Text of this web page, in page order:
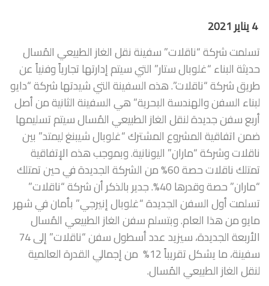
4 يناير 2021
تسلمت شركة “ناقلات” سفينة نقل الغاز الطبيعي المُسال
حديثة البناء “غلوبال ستار” التي سيتم إدارتها تجارياً وفنياً عن
طريق شركة “ناقلات”. هذه السفينة التي شيدتها شركة “دايو
لبناء السفن والهندسة البحرية” هي السفينة الثانية من أصل
أربع سفن جديدة لنقل الغاز الطبيعي المُسال سيتم تسليمها
ضمن اتفاقية المشروع المشترك “غلوبال شيبنغ ليمتد” بين
ناقلات وشركة “ماران” اليونانية. وبموجب هذه الإتفاقية
تمتلك ناقلات حصة 60% من الشركة الجديدة في حين تمتلك
“ماران” حصة وقدرها 40%. جدير بالذكر أن شركة “ناقلات”
تسلمت أول السفن الجديدة “غلوبال إنيرجي” بأمان في شهر
مايو من هذا العام. وبتسلم سفن الغاز الطبيعي المُسال
الأربعة الجديدة، سيزيد عدد أسطول سفن “ناقلات” إلى 74
سفينة، ما يشكل تقريباً 12% من إجمالي القدرة العالمية
لنقل الغاز الطبيعي المُسال.